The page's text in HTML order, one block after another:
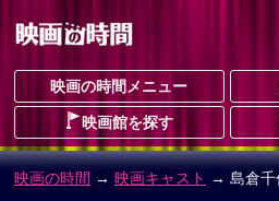
映画の時間メニュー
映画館を探す
映画の時間 → 映画キャスト → 島倉千